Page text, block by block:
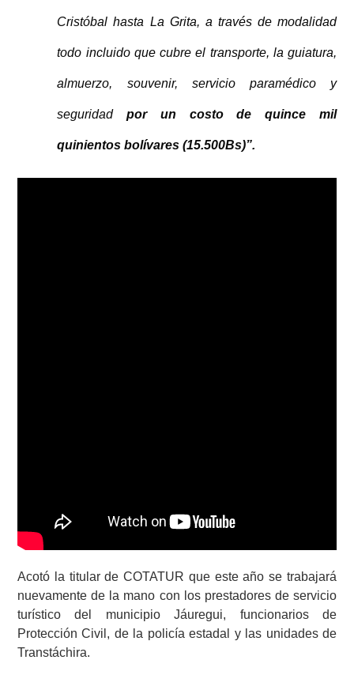
Cristóbal hasta La Grita, a través de modalidad
todo incluido que cubre el transporte, la guiatura,
almuerzo, souvenir, servicio paramédico y
seguridadpor un costo de quince mil
quinientos bolívares (15.500Bs)”.
Acotó la titular de COTATUR que este año se trabajará
nuevamente de la mano con los prestadores de servicio
turístico del municipio Jáuregui, funcionarios de
Protección Civil, de la policía estadal y las unidades de
Transtáchira.